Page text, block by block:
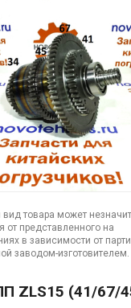
товара может
от представленного на
в зависимости от
заводом-изготовителем.
ZLS15 (41/67/